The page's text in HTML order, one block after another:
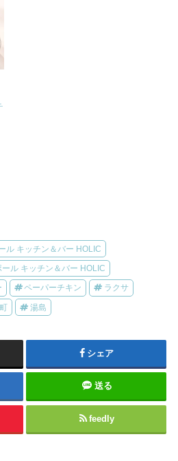
ル キッチン＆バー HOLIC
ール キッチン＆バー HOLIC
ペーパーチキン ラクサ
湯島
シェア
送る
feedly